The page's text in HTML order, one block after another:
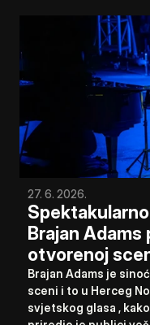
27. 6. 2026.
Brajan Adams
otvorenoj
Brajan Adams je
sceni i to u Herceg
svjetskog glasa ,